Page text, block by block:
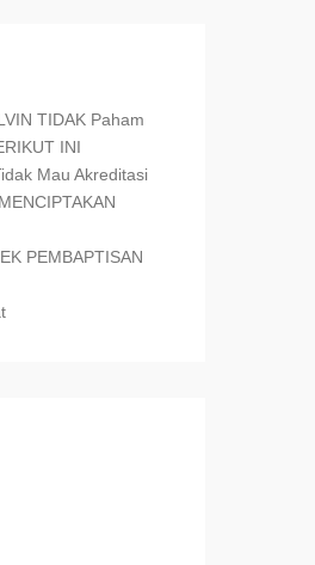
TIDAK Paham
INI
Mau Akreditasi
PEMBAPTISAN